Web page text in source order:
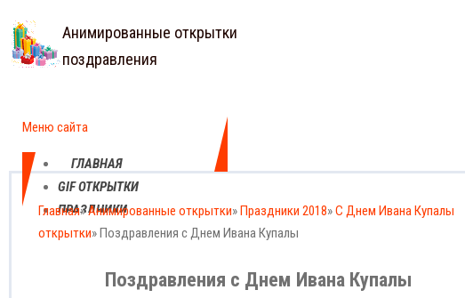
Анимированные открытки
поздравления
Меню сайта
ГЛАВНАЯ
GIF ОТКРЫТКИ
ПРАЗДНИКИ
ЕЖЕДНЕВНЫЕ
ПРОФЕССИОНАЛЬНЫЕ
Главная»Анимированные открытки»Праздники 2018»С Днем Ивана Купалы
открытки» Поздравления с Днем Ивана Купалы
Поздравления с Днем Ивана Купалы